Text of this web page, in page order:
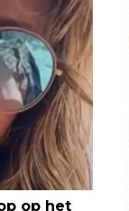
op het